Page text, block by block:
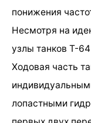
понижения
Несмотря на
узлы танков Т-
Ходовая часть
лопастными